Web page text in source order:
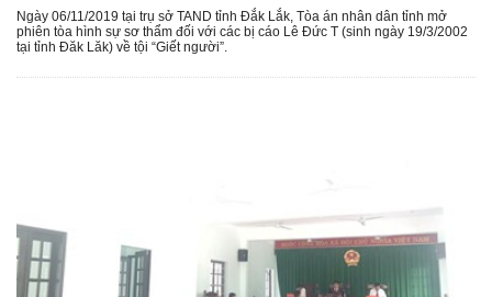
Ngày 06/11/2019 tại trụ sở TAND tỉnh Đắk Lắk, Tòa án nhân dân tỉnh mở
phiên tòa hình sự sơ thẩm đối với các bị cáo Lê Đức T (sinh ngày 19/3/2002
tại tỉnh Đăk Lăk) về tội “Giết người”.